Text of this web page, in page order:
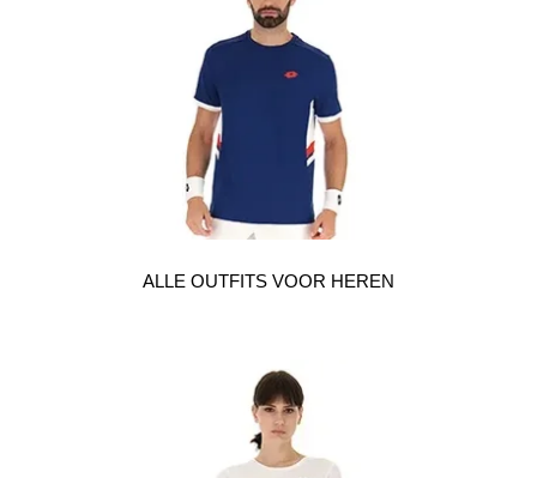
ALLE OUTFITS VOOR HEREN